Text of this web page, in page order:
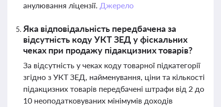
анулювання ліцензії. Джерело
Яка відповідальність передбачена за
відсутність коду УКТ ЗЕД у фіскальних
чеках при продажу підакцизних товарів?
За відсутність у чеках коду товарної підкатегорії
згідно з УКТ ЗЕД, найменування, ціни та кількості
підакцизних товарів передбачені штрафи від 2 до
10 неоподатковуваних мінімумів доходів